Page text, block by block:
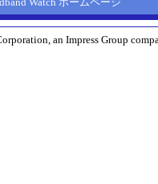
an Impress Group